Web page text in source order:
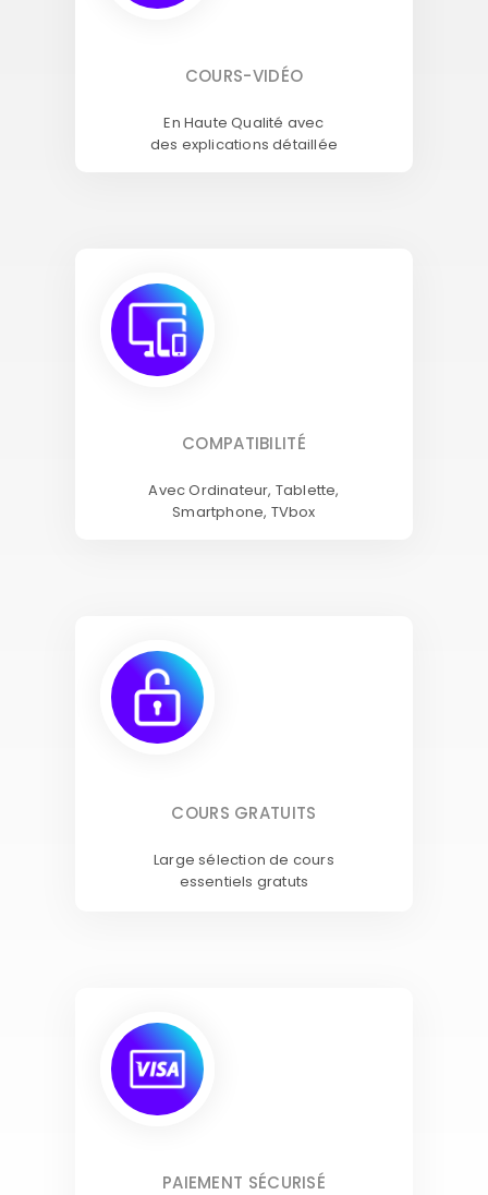
COURS-VIDÉO
En Haute Qualité avec
des explications détaillée
COMPATIBILITÉ
Avec Ordinateur, Tablette,
Smartphone, TVbox
COURS GRATUITS
Large sélection de cours
essentiels gratuts
PAIEMENT SÉCURISÉ